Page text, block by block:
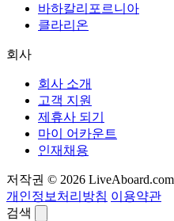
바하칼리포르니아
클라리온
회사
회사 소개
고객 지원
제휴사 되기
마이 어카운트
인재채용
저작권 © 2026
개인정보처리방침 이용약관
검색